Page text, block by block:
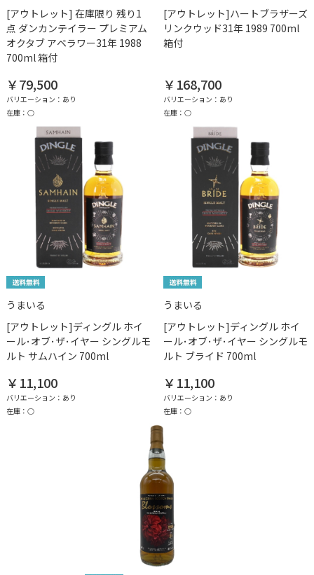
[アウトレット] 在庫限り 残り1
点 ダンカンテイラー プレミアム
オクタブ アベラワー31年 1988
700ml 箱付
￥79,500
バリエーション：あり
在庫：○
[アウトレット]ハートブラザーズ
リンクウッド31年 1989 700ml
箱付
￥168,700
バリエーション：あり
在庫：○
うまいる
[アウトレット]ディングル ホイ
ール･オブ･ザ･イヤー シングルモ
ルト サムハイン 700ml
￥11,100
バリエーション：あり
在庫：○
うまいる
[アウトレット]ディングル ホイ
ール･オブ･ザ･イヤー シングルモ
ルト ブライド 700ml
￥11,100
バリエーション：あり
在庫：○